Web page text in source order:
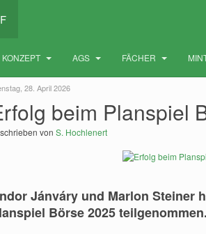
KONZEPT AGS FÄCHER
28. April 2026
beim Planspiel
vonS. Hochlenert
Jánváry und Marlon Steiner
Börse 2025 teilgenommen.